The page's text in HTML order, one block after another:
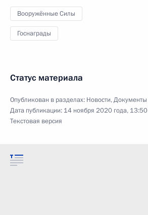
Вооружённые Силы
Госнаграды
Статус материала
Опубликован в разделах: Новости,Документы
Дата публикации: 14 ноября 2020 года, 13:50
Текстовая версия